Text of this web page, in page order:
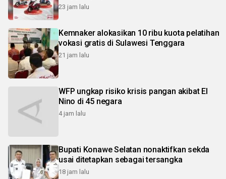
23 jam lalu
Kemnaker alokasikan 10 ribu kuota pelatihan
vokasi gratis di Sulawesi Tenggara
21 jam lalu
WFP ungkap risiko krisis pangan akibat El
Nino di 45 negara
4 jam lalu
Bupati Konawe Selatan nonaktifkan sekda
usai ditetapkan sebagai tersangka
18 jam lalu